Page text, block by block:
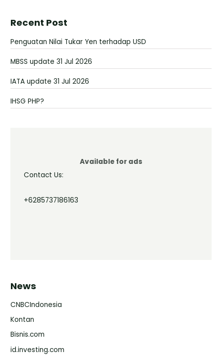
Recent Post
Penguatan Nilai Tukar Yen terhadap USD
MBSS update 31 Jul 2026
IATA update 31 Jul 2026
IHSG PHP?
Available for ads
Contact Us:
+6285737186163
News
CNBCIndonesia
Kontan
Bisnis.com
id.investing.com